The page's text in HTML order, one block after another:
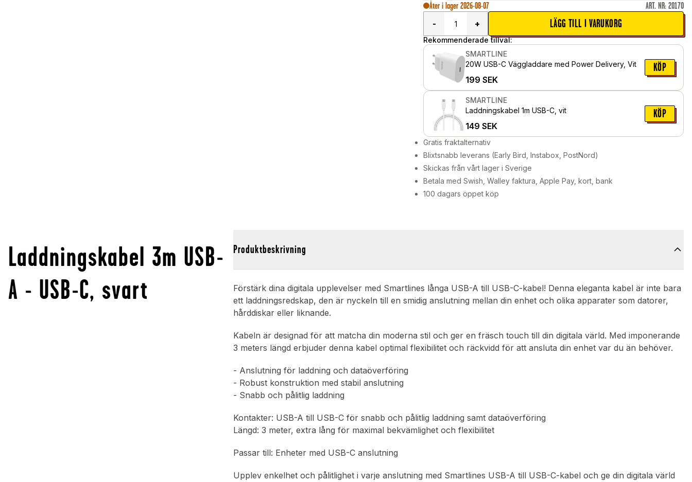
Åter i lager 2026-08-07 ART. NR: 20170
-
+ LÄGG TILL I VARUKORG
Rekommenderade tillval:
SMARTLINE
20W USB-C Väggladdare med Power Delivery, Vit
199 SEK
KÖP
SMARTLINE
Laddningskabel 1m USB-C, vit
149 SEK
KÖP
Gratis fraktalternativ
Blixtsnabb leverans (Early Bird, Instabox, PostNord)
Skickas från vårt lager i Sverige
Betala med Swish, Walley faktura, Apple Pay, kort, bank
100 dagars öppet köp
Laddningskabel 3m USB-
A - USB-C, svart
Produktbeskrivning
Förstärk dina digitala upplevelser med Smartlines långa USB-A till USB-C-kabel! Denna eleganta kabel är inte bara
ett laddningsredskap, den är nyckeln till en smidig anslutning mellan din enhet och olika apparater som datorer,
hårddiskar eller liknande.
Kabeln är designad för att matcha din moderna stil och ger en fräsch touch till din digitala värld. Med imponerande
3 meters längd erbjuder denna kabel optimal flexibilitet och räckvidd för att ansluta din enhet var du än behöver.
- Anslutning för laddning och dataöverföring
- Robust konstruktion med stabil anslutning
- Snabb och pålitlig laddning
Kontakter: USB-A till USB-C för snabb och pålitlig laddning samt dataöverföring
Längd: 3 meter, extra lång för maximal bekvämlighet och flexibilitet
Passar till: Enheter med USB-C anslutning
Upplev enkelhet och pålitlighet i varje anslutning med Smartlines USB-A till USB-C-kabel och ge din digitala värld